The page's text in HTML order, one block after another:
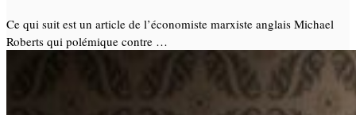
Ce qui suit est un article de l’économiste marxiste anglais Michael
Roberts qui polémique contre …